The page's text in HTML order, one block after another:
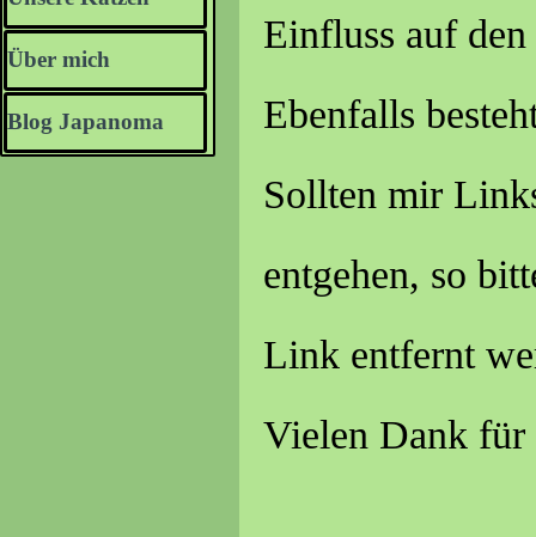
Über mich
Blog Japanoma
Einfluss auf
Ebenfalls
Sollten mir
entgehen, so
Link entfernt
Vielen Dank